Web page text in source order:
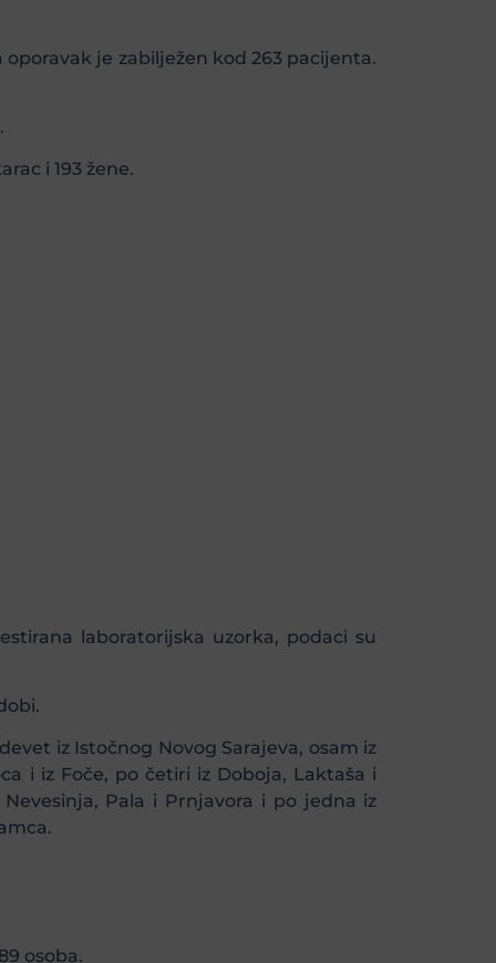
je zabilježen kod 263 pacijenta.
i 193 žene.
laboratorijska uzorka, podaci su
iz Istočnog Novog Sarajeva, osam iz
i iz Foče, po četiri iz Doboja, Laktaša i
Pala i Prnjavora i po jedna iz
osoba.